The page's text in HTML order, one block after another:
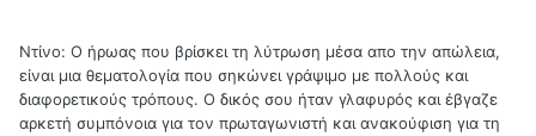
Ντίνο: Ο ήρωας που βρίσκει τη λύτρωση μέσα απο την απώλεια,
είναι μια θεματολογία που σηκώνει γράψιμο με πολλούς και
διαφορετικούς τρόπους. Ο δικός σου ήταν γλαφυρός και έβγαζε
αρκετή συμπόνοια για τον πρωταγωνιστή και ανακούφιση για τη